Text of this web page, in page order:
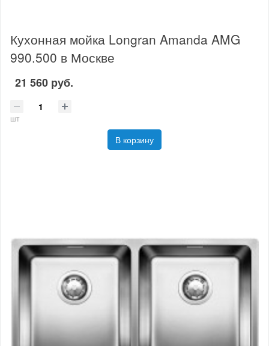
Кухонная мойка Longran Amanda AMG
990.500 в Москве
21 560 руб.
шт
В корзину